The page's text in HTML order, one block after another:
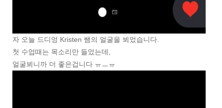
자 오늘 드디엉 Kristen 쌤의 얼굴을 뵈었습니다.
첫 수업때는 목소리만 들었는데,
얼굴뵈니까 더 좋은겁니다 ㅠㅡㅠ